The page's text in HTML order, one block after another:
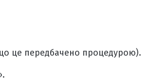
це передбачено процедурою).